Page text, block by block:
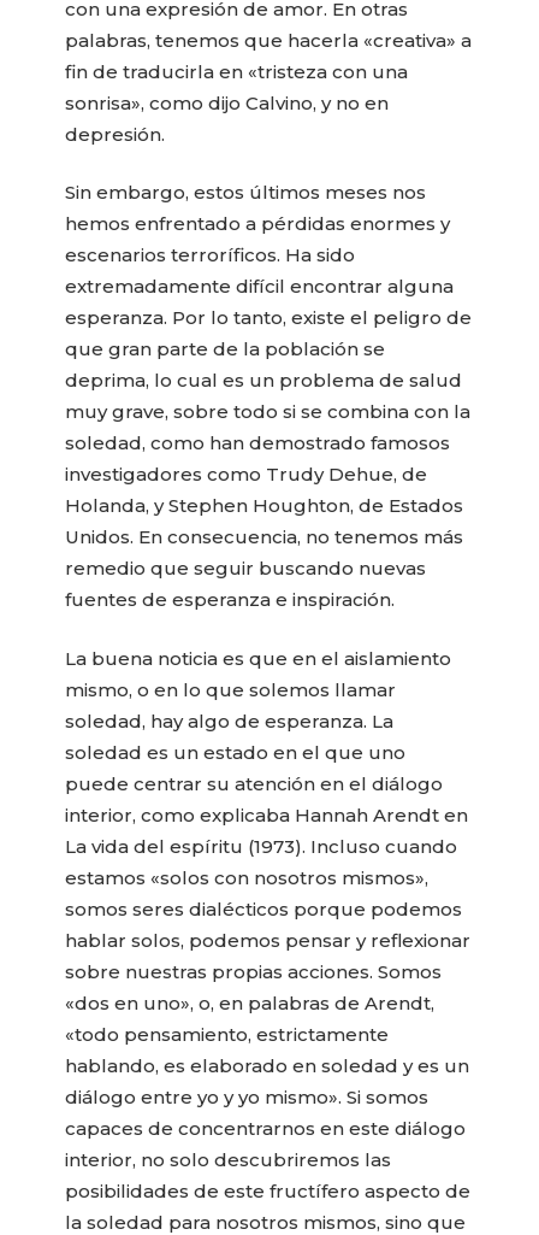
con una expresión de amor. En otras
palabras, tenemos que hacerla «creativa» a
fin de traducirla en «tristeza con una
sonrisa», como dijo Calvino, y no en
depresión.
Sin embargo, estos últimos meses nos
hemos enfrentado a pérdidas enormes y
escenarios terroríficos. Ha sido
extremadamente difícil encontrar alguna
esperanza. Por lo tanto, existe el peligro de
que gran parte de la población se
deprima, lo cual es un problema de salud
muy grave, sobre todo si se combina con la
soledad, como han demostrado famosos
investigadores como Trudy Dehue, de
Holanda, y Stephen Houghton, de Estados
Unidos. En consecuencia, no tenemos más
remedio que seguir buscando nuevas
fuentes de esperanza e inspiración.
La buena noticia es que en el aislamiento
mismo, o en lo que solemos llamar
soledad, hay algo de esperanza. La
soledad es un estado en el que uno
puede centrar su atención en el diálogo
interior, como explicaba Hannah Arendt en
La vida del espíritu (1973). Incluso cuando
estamos «solos con nosotros mismos»,
somos seres dialécticos porque podemos
hablar solos, podemos pensar y reflexionar
sobre nuestras propias acciones. Somos
«dos en uno», o, en palabras de Arendt,
«todo pensamiento, estrictamente
hablando, es elaborado en soledad y es un
diálogo entre yo y yo mismo». Si somos
capaces de concentrarnos en este diálogo
interior, no solo descubriremos las
posibilidades de este fructífero aspecto de
la soledad para nosotros mismos, sino que